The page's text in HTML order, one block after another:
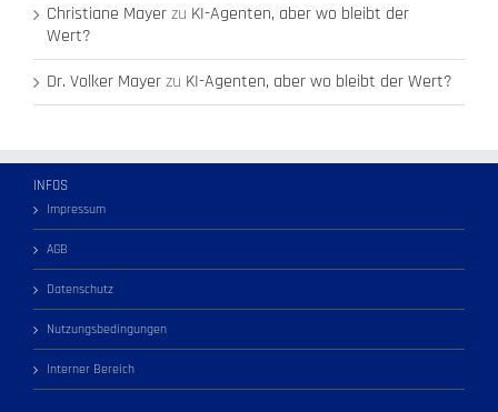
Christiane Mayerzu KI-Agenten, aber wo bleibt der
Wert?
Dr. Volker Mayerzu KI-Agenten, aber wo bleibt der Wert?
INFOS
Impressum
AGB
Datenschutz
Nutzungsbedingungen
Interner Bereich